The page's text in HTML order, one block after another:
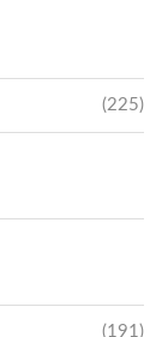
(225)
(191)